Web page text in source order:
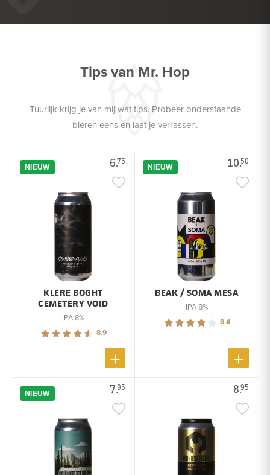
Tips van Mr. Hop
Tuurlijk krijg je van mij wat tips. Probeer onderstaande
bieren eens en laat je verrassen.
6.75
NIEUW
KLERE BOGHT
CEMETERY VOID
IPA 8%
8.9
10.50
NIEUW
BEAK / SOMA MESA
IPA 8%
8.4
7.95
NIEUW 8.95